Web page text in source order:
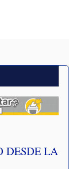
DESDE LA